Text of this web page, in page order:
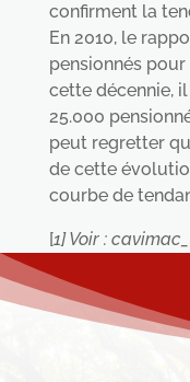
confirment la
En 2010, le
pensionnés
cette décennie,
25.000
peut regretter
de cette
courbe de
[1] Voir :